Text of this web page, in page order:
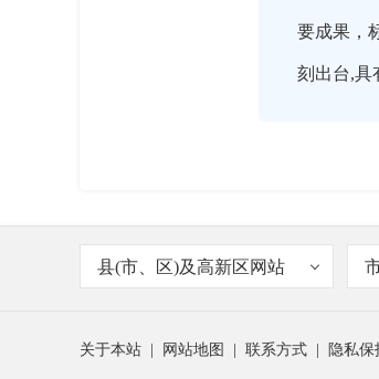
要成果，
刻出台,具
主持人

县(市、区)及高新区网站
关于本站 网站地图 联系方式 隐私保